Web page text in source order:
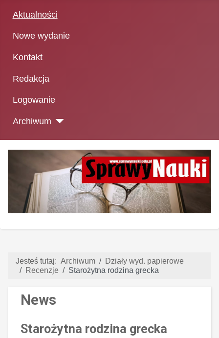
Aktualności
Nowe wydanie
Kontakt
Redakcja
Logowanie
Archiwum
Jesteś tutaj: Archiwum
Działy wyd. papierowe
Recenzje
Starożytna rodzina grecka
News
Starożytna rodzina grecka